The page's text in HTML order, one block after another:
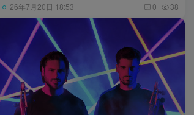
26年7月20日 18:53 0 38